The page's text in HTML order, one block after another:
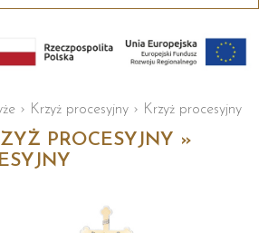
› Krzyż procesyjny › Krzyż procesyjny
PROCESYJNY »